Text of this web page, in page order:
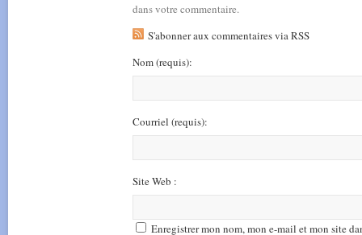
dans votre commentaire.
S'abonner aux commentaires via RSS
Nom(requis):
Courriel (requis):
Site Web :
Enregistrer mon nom, mon e-mail et mon site